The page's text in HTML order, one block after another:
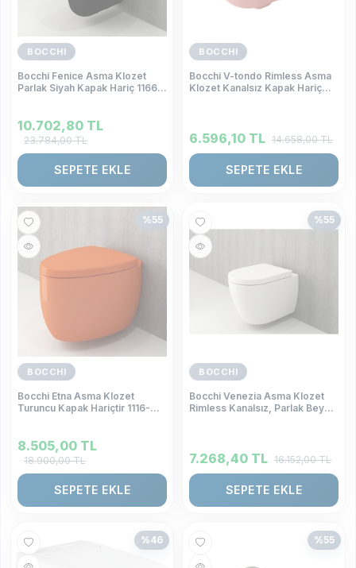
BOCCHI
Bocchi Fenice Asma Klozet
Parlak Siyah Kapak Hariç 1166-
10.702,80 TL
23.784,00TL
SEPETE EKLE
BOCCHI
Bocchi V-tondo Rimless Asma
Klozet Kanalsız Kapak Hariç
6.596,10 TL 14.658,00TL
SEPETE EKLE
%55
BOCCHI
Bocchi Etna Asma Klozet
Turuncu Kapak Hariçtir 1116-
8.505,00 TL
18.900,00TL
SEPETE EKLE
%55
BOCCHI
Bocchi Venezia Asma Klozet
Rimless Kanalsız, Parlak Beyaz
7.268,40 TL 16.152,00TL
SEPETE EKLE
%46 %55